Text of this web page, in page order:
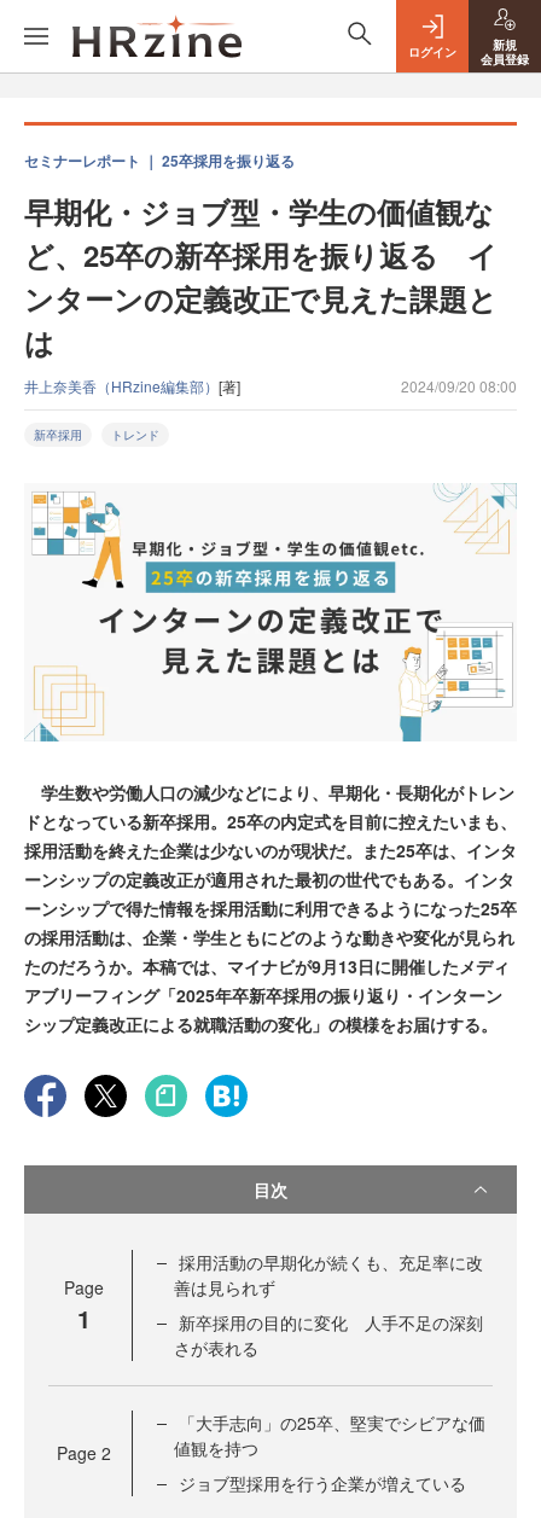
ログイン
新規
会員登録
セミナーレポート ｜ 25卒採用を振り返る
早期化・ジョブ型・学生の価値観な
ど、25卒の新卒採用を振り返る イ
ンターンの定義改正で見えた課題と
は
井上奈美香（HRzine編集部） [著] 2024/09/20 08:00
新卒採用 トレンド
学生数や労働人口の減少などにより、早期化・長期化がトレン
ドとなっている新卒採用。25卒の内定式を目前に控えたいまも、
採用活動を終えた企業は少ないのが現状だ。また25卒は、インタ
ーンシップの定義改正が適用された最初の世代でもある。インタ
ーンシップで得た情報を採用活動に利用できるようになった25卒
の採用活動は、企業・学生ともにどのような動きや変化が見られ
たのだろうか。本稿では、マイナビが9月13日に開催したメディ
アブリーフィング「2025年卒新卒採用の振り返り・インターン
シップ定義改正による就職活動の変化」の模様をお届けする。
目次
Page
1
採用活動の早期化が続くも、充足率に改
善は見られず
新卒採用の目的に変化 人手不足の深刻
さが表れる
Page 2
「大手志向」の25卒、堅実でシビアな価
値観を持つ
ジョブ型採用を行う企業が増えている